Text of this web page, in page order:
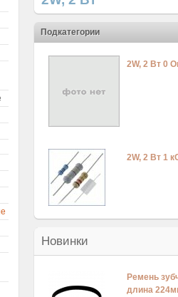
Подкатегории
2W, 2 Вт 0
2W, 2 Вт 1
Новинки
Ремень
длина